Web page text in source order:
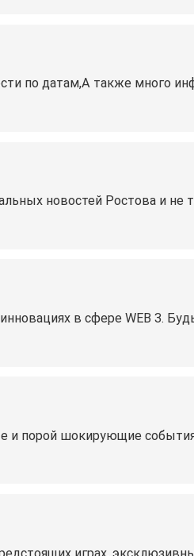
по датам,А также много
новостей Ростова и не
в сфере WEB 3.
и порой шокирующие
играх,